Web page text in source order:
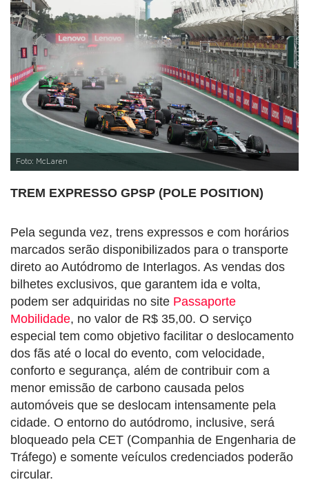
Foto: McLaren
TREM EXPRESSO GPSP (POLE POSITION)
Pela segunda vez, trens expressos e com horários
marcados serão disponibilizados para o transporte
direto ao Autódromo de Interlagos. As vendas dos
bilhetes exclusivos, que garantem ida e volta,
podem ser adquiridas no site Passaporte
Mobilidade, no valor de R$ 35,00. O serviço
especial tem como objetivo facilitar o deslocamento
dos fãs até o local do evento, com velocidade,
conforto e segurança, além de contribuir com a
menor emissão de carbono causada pelos
automóveis que se deslocam intensamente pela
cidade. O entorno do autódromo, inclusive, será
bloqueado pela CET (Companhia de Engenharia de
Tráfego) e somente veículos credenciados poderão
circular.